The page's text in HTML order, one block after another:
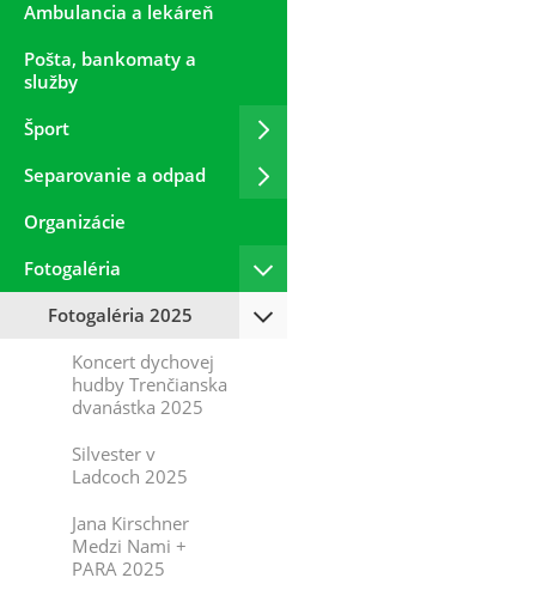
Ambulancia a lekáreň
Pošta, bankomaty a
služby
Šport
Separovanie a odpad
Organizácie
Fotogaléria
Fotogaléria 2025
Koncert dychovej
hudby Trenčianska
dvanástka 2025
Silvester v
Ladcoch 2025
Jana Kirschner
Medzi Nami +
PARA 2025